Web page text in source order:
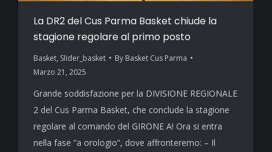
La DR2 del Cus Parma Basket chiude la
stagione regolare al primo posto
Basket, Slider_basket By Basket Cus Parma
Marzo 21, 2025
Grande soddisfazione per la DIVISIONE REGIONALE
2 del Cus Parma Basket, che conclude la stagione
regolare al comando del GIRONE A! Ora si entra
nella fase “a orologio”, dove affronteremo: – Il